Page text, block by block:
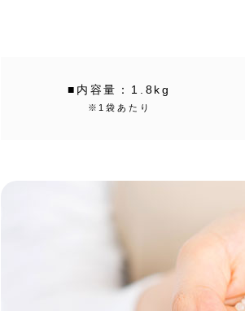
■内容量：1.8kg
※1袋あたり